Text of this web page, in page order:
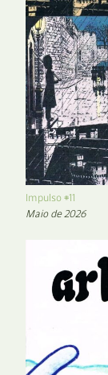
Impulso #11
Maio de 2026